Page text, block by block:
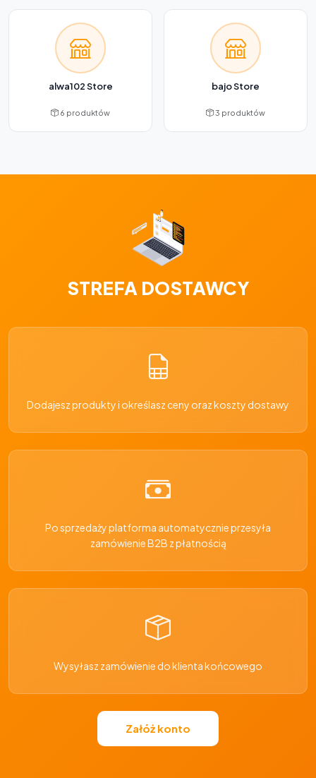
alwa102 Store
6 produktów
bajo Store
3 produktów
STREFA DOSTAWCY
Dodajesz produkty i określasz ceny oraz koszty dostawy
Po sprzedaży platforma automatycznie przesyła
zamówienie B2B z płatnością
Wysyłasz zamówienie do klienta końcowego
Załóż konto